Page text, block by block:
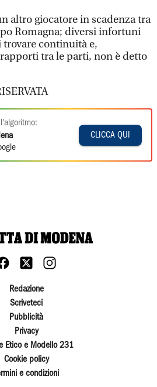
altro giocatore in scadenza tra
Romagna; diversi infortuni
continuità e,
tra le parti, non è detto
CLICCA QUI
Redazione
Scriveteci
Pubblicità
Privacy
Etico e Modello 231
Cookie policy
e condizioni